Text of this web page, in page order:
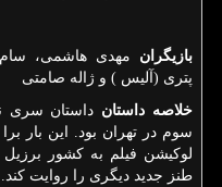
بازیگران مهدی هاشمی، سام
پتری (آلیس ) و ژاله صامتی
خلاصه داستان داستان
سوم در تهران بود. این بار
لوکیشن فیلم به کشور
طنز جدید دیگری را روایت کند.